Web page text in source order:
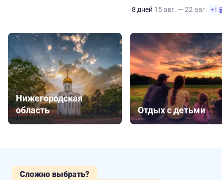
8 дней 15 авг. — 22 авг. +1
Нижегородская
область
Отдых с детьми
Сложно выбрать?